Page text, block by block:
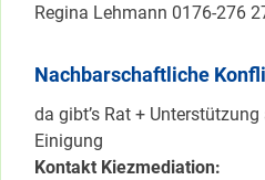
Regina Lehmann 0176-276
Nachbarschaftliche
da gibt’s Rat +
Einigung
Kontakt Kiezmediation: